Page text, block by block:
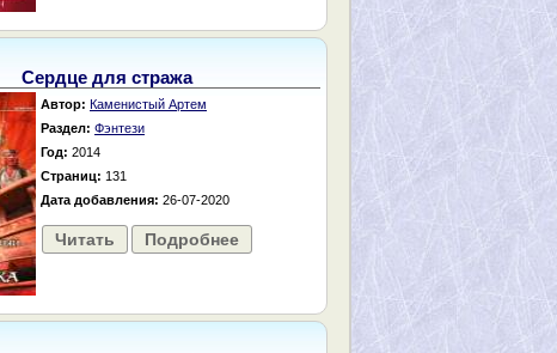
Сердце для стража
Автор: Каменистый Артем
Раздел: Фэнтези
Год: 2014
Страниц: 131
Дата добавления: 26-07-2020
Читать Подробнее